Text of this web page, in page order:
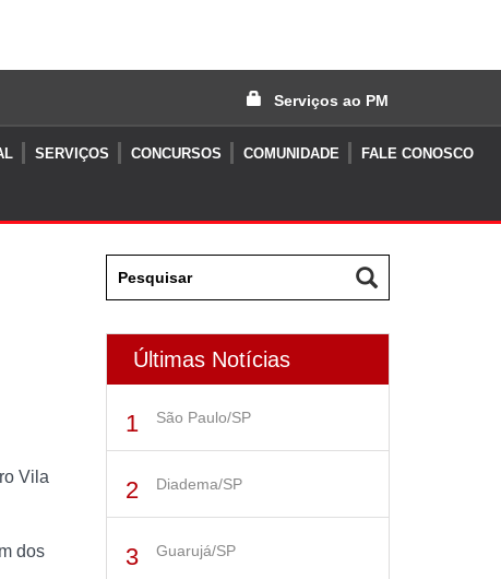
Serviços ao PM
SERVIÇOS CONCURSOS COMUNIDADE FALE CONOSCO
Vila
dos
Últimas Notícias
São Paulo/SP
Diadema/SP
Guarujá/SP